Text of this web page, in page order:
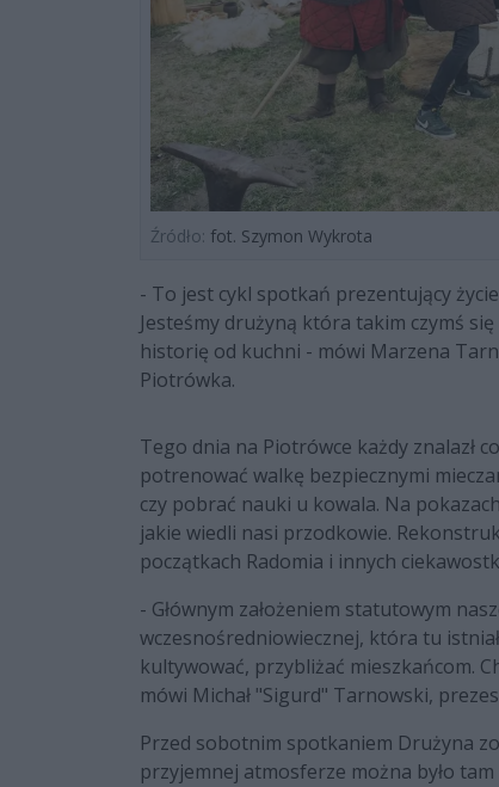
Źródło: fot. Szymon Wykrota
- To jest cykl spotkań prezentujący
Jesteśmy drużyną która takim czymś
historię od kuchni - mówi Marzena
Piotrówka.
Tego dnia na Piotrówce każdy znalazł
potrenować walkę bezpiecznymi
czy pobrać nauki u kowala. Na
jakie wiedli nasi przodkowie.
początkach Radomia i innych
- Głównym założeniem statutowym
wczesnośredniowiecznej, która tu
kultywować, przybliżać mieszkańcom.
mówi Michał "Sigurd" Tarnowski,
Przed sobotnim spotkaniem Drużyna
przyjemnej atmosferze można było